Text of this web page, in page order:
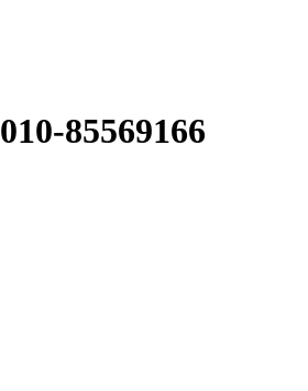
010-85569166